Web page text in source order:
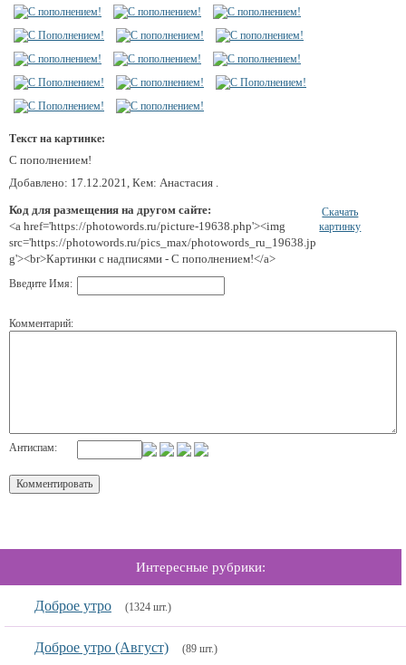
Текст на картинке:
С пополнением!
Добавлено: 17.12.2021, Кем: Анастасия .
Код для размещения на другом сайте:
<a href='https://photowords.ru/picture-19638.php'><img
src='https://photowords.ru/pics_max/photowords_ru_19638.jp
g'><br>Картинки с надписями - С пополнением!</a>
Скачать
картинку
Введите Имя:
Комментарий:
Антиспам:
Интересные рубрики:
Доброе утро (1324 шт.)
Доброе утро (Август) (89 шт.)